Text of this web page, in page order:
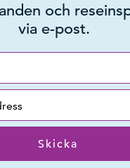
och
via e-post.